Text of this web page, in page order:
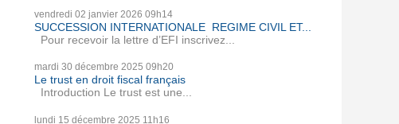
vendredi 02 janvier 2026 09h14
SUCCESSION INTERNATIONALE REGIME CIVIL ET...
Pour recevoir la lettre d’EFI inscrivez...
mardi 30 décembre 2025 09h20
Le trust en droit fiscal français
Introduction Le trust est une...
lundi 15 décembre 2025 11h16